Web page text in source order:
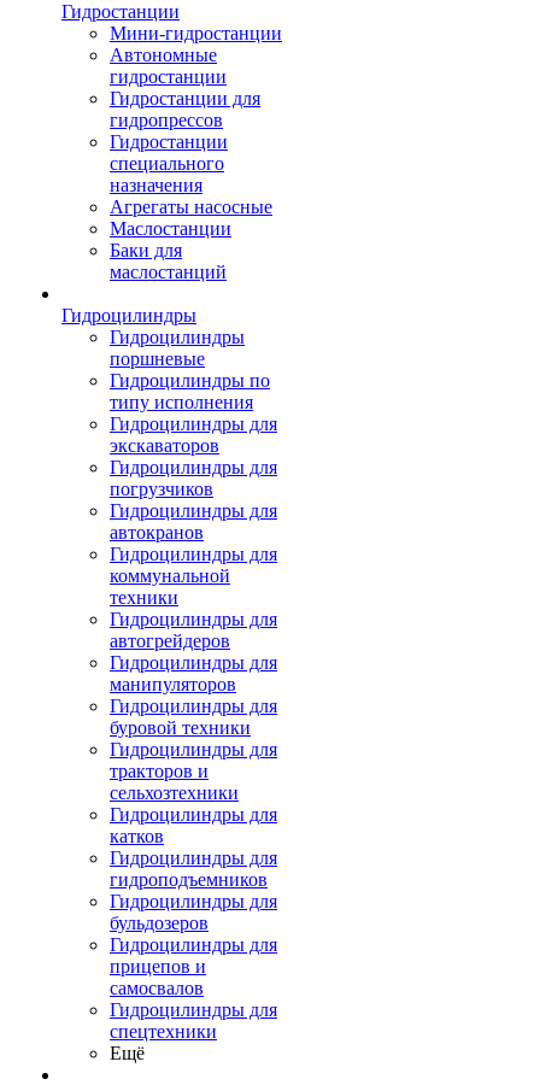
Гидростанции
Мини-гидростанции
Автономные
гидростанции
Гидростанции для
гидропрессов
Гидростанции
специального
назначения
Агрегаты насосные
Маслостанции
Баки для
маслостанций
Гидроцилиндры
Гидроцилиндры
поршневые
Гидроцилиндры по
типу исполнения
Гидроцилиндры для
экскаваторов
Гидроцилиндры для
погрузчиков
Гидроцилиндры для
автокранов
Гидроцилиндры для
коммунальной
техники
Гидроцилиндры для
автогрейдеров
Гидроцилиндры для
манипуляторов
Гидроцилиндры для
буровой техники
Гидроцилиндры для
тракторов и
сельхозтехники
Гидроцилиндры для
катков
Гидроцилиндры для
гидроподъемников
Гидроцилиндры для
бульдозеров
Гидроцилиндры для
прицепов и
самосвалов
Гидроцилиндры для
спецтехники
Ещё